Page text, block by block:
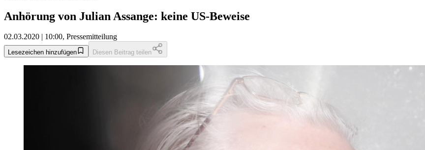
Anhörung von Julian Assange: keine US-Beweise
02.03.2020 | 10:00, Pressemitteilung
Lesezeichen hinzufügen Diesen Beitrag teilen